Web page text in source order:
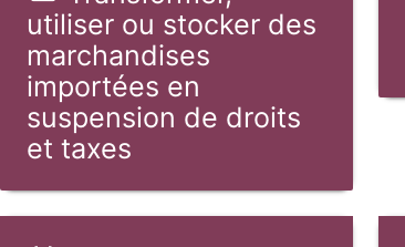
utiliser ou stocker des
marchandises
importées en
suspension de droits
et taxes